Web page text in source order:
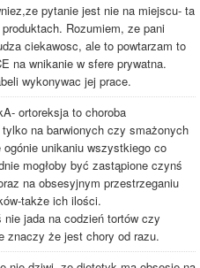
pytanie jest nie na miejscu- ta
Rozumiem, ze pani
ciekawosc, ale to powtarzam to
na wnikanie w sfere prywatna.
wykonywac jej prace.
ortoreksja to choroba
na barwionych czy smażonych
ogónie unikaniu wszystkiego co
mogłoby być zastąpione czynś
na obsesyjnym przestrzeganiu
także ich ilości.
jada na codzień tortów czy
znaczy że jest chory od razu.